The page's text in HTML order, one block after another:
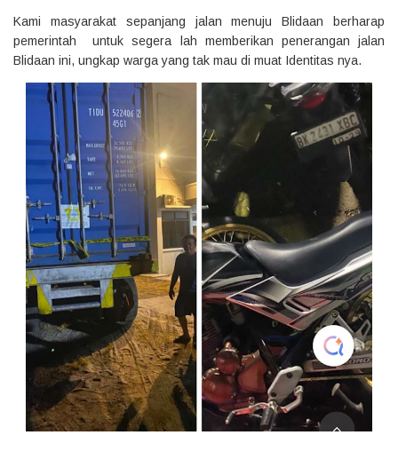
Kami masyarakat sepanjang jalan menuju Blidaan berharap
pemerintah untuk segera lah memberikan penerangan jalan
Blidaan ini, ungkap warga yang tak mau di muat Identitas nya.